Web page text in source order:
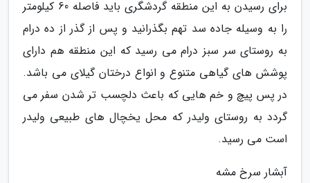
برای رسیدن به این منطقه گردشگری باید فاصله 60 کیلومتر
را به وسیله جاده سد تهم بگذرانید و پس از گذر از ده درام
به روستای سر سبز درام می رسید که این منطقه هم دارای
پوشش های گیاهی متنوع و انواع درختان گیلای می باشد.
در پس پیچ و خم هایی که باعث دلچسب تر شدن سفر می
گردد به روستای ولیدر که محل یخچال های طبیعی ولیدر
است می رسید.
آبشار سرخ مشه